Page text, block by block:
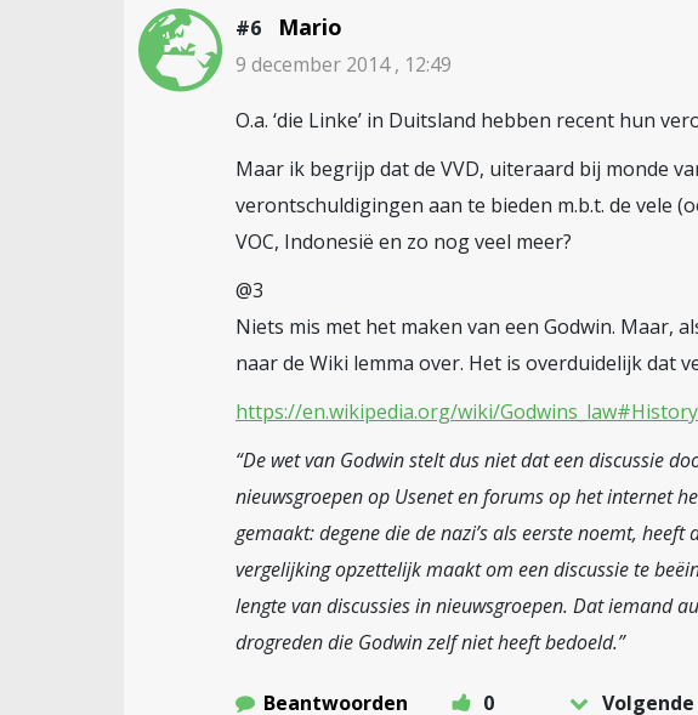
#6 Mario
9 december 2014 , 12:49
O.a. ‘die Linke’ in Duitsland hebben recent hun
Maar ik begrijp dat de VVD, uiteraard bij monde
verontschuldigingen aan te bieden m.b.t. de vele
VOC, Indonesië en zo nog veel meer?
@3
Niets mis met het maken van een Godwin. Maar,
naar de Wiki lemma over. Het is overduidelijk dat
https://en.wikipedia.org/wiki/Godwins_law#History
“De wet van Godwin stelt dus niet dat een discussie
nieuwsgroepen op Usenet en forums op het internet
gemaakt: degene die de nazi’s als eerste noemt,
vergelijking opzettelijk maakt om een discussie te
lengte van discussies in nieuwsgroepen. Dat iemand
drogreden die Godwin zelf niet heeft bedoeld.”
Beantwoorden 0